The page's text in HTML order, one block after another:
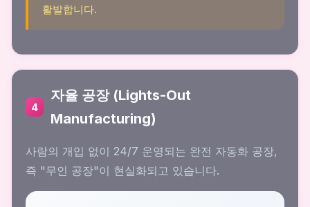
활발합니다.
4
자율 공장 (Lights-Out
Manufacturing)
사람의 개입 없이 24/7 운영되는 완전 자동화 공장,
즉 "무인 공장"이 현실화되고 있습니다.